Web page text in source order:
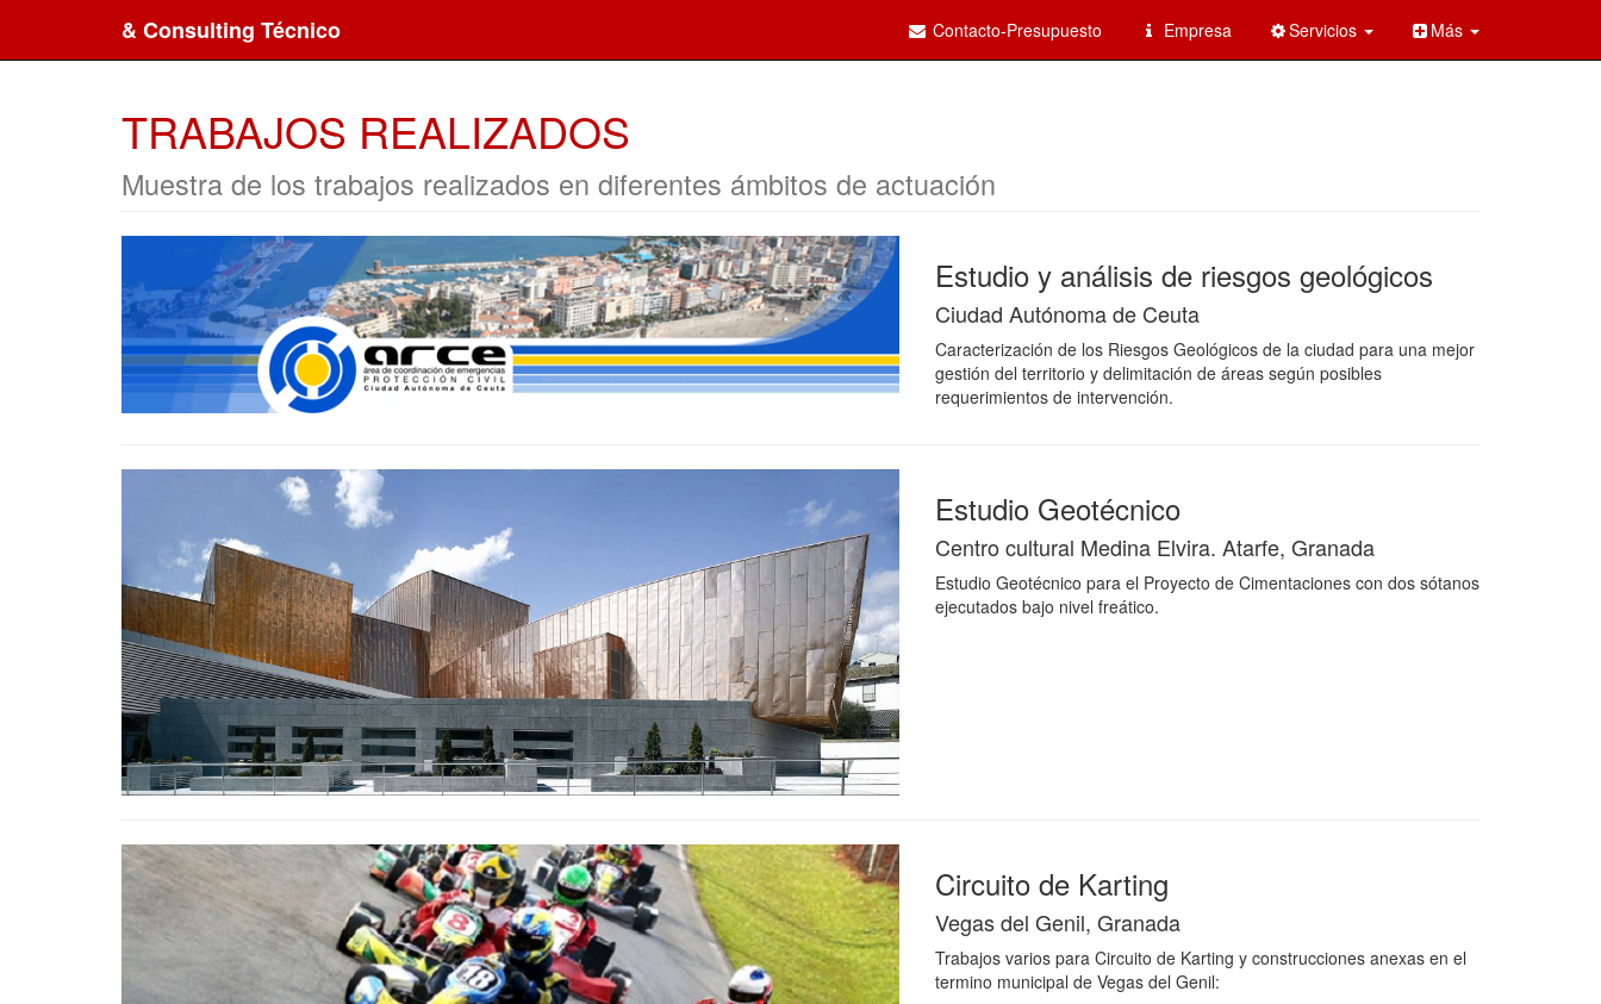
& Consulting Técnico Contacto-Presupuesto Empresa Servicios Más
TRABAJOS REALIZADOS
Muestra de los trabajos realizados en diferentes ámbitos de actuación
Estudio y análisis de riesgos geológicos
Ciudad Autónoma de Ceuta
Caracterización de los Riesgos Geológicos de la ciudad para una mejor
gestión del territorio y delimitación de áreas según posibles
requerimientos de intervención.
Estudio Geotécnico
Centro cultural Medina Elvira. Atarfe, Granada
Estudio Geotécnico para el Proyecto de Cimentaciones con dos sótanos
ejecutados bajo nivel freático.
Circuito de Karting
Vegas del Genil, Granada
Trabajos varios para Circuito de Karting y construcciones anexas en el
termino municipal de Vegas del Genil: